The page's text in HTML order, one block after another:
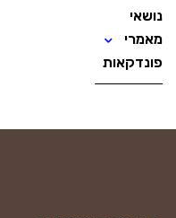
נושאי
מאמרי
פונדקאות